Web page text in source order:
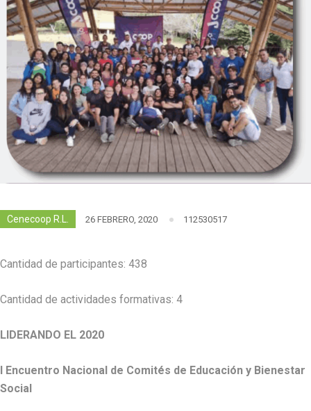
Cenecoop R.L. 26 FEBRERO, 2020 112530517
Cantidad de participantes: 438
Cantidad de actividades formativas: 4
LIDERANDO EL 2020
I Encuentro Nacional de Comités de Educación y Bienestar
Social